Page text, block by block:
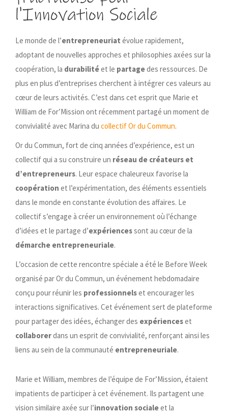
l'Innovation Sociale
Le monde de l’entrepreneuriat évolue rapidement,
adoptant de nouvelles approches et philosophies axées sur la
coopération, la durabilitéet le partagedes ressources. De
plus en plus d’entreprises cherchent à intégrer ces valeurs au
cœur de leurs activités. C’est dans cet esprit que Marie et
William de For’Mission ont récemment partagé un moment de
convivialité avec Marina du collectif Or du Commun.
Or du Commun, fort de cinq années d’expérience, est un
collectif qui a su construire un réseau de créateurs et
d’entrepreneurs. Leur espace chaleureux favorise la
coopération et l’expérimentation, des éléments essentiels
dans le monde en constante évolution des affaires. Le
collectif s’engage à créer un environnement où l’échange
d’idées et le partage d’expériencessont au cœur de la
démarche entrepreneuriale.
L’occasion de cette rencontre spéciale a été le Before Week
organisé par Or du Commun, un événement hebdomadaire
conçu pour réunir les professionnelset encourager les
interactions significatives. Cet événement sert de plateforme
pour partager des idées, échanger des expérienceset
collaborerdans un esprit de convivialité, renforçant ainsi les
liens au sein de la communauté entrepreneuriale.
Marie et William, membres de l’équipe de For’Mission, étaient
impatients de participer à cet événement. Ils partagent une
vision similaire axée sur l’innovation socialeet la